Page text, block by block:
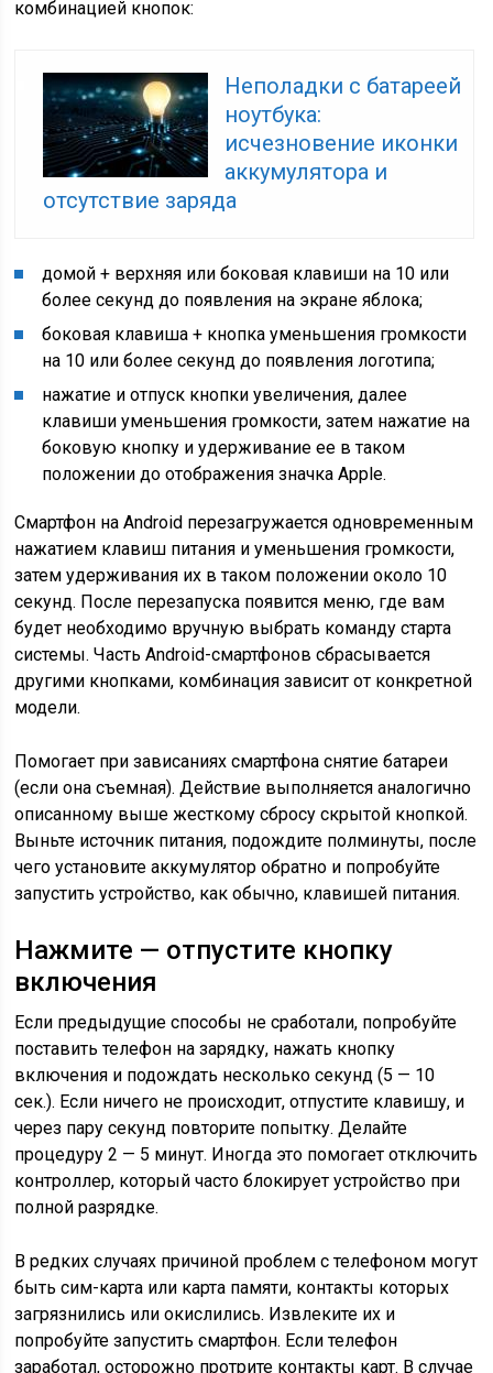
комбинацией кнопок:
Неполадки с батареей
ноутбука:
исчезновение иконки
аккумулятора и
отсутствие заряда
домой + верхняя или боковая клавиши на 10 или
более секунд до появления на экране яблока;
боковая клавиша + кнопка уменьшения громкости
на 10 или более секунд до появления логотипа;
нажатие и отпуск кнопки увеличения, далее
клавиши уменьшения громкости, затем нажатие на
боковую кнопку и удерживание ее в таком
положении до отображения значка Apple.
Смартфон на Android перезагружается одновременным
нажатием клавиш питания и уменьшения громкости,
затем удерживания их в таком положении около 10
секунд. После перезапуска появится меню, где вам
будет необходимо вручную выбрать команду старта
системы. Часть Android-смартфонов сбрасывается
другими кнопками, комбинация зависит от конкретной
модели.
Помогает при зависаниях смартфона снятие батареи
(если она съемная). Действие выполняется аналогично
описанному выше жесткому сбросу скрытой кнопкой.
Выньте источник питания, подождите полминуты, после
чего установите аккумулятор обратно и попробуйте
запустить устройство, как обычно, клавишей питания.
Нажмите — отпустите кнопку
включения
Если предыдущие способы не сработали, попробуйте
поставить телефон на зарядку, нажать кнопку
включения и подождать несколько секунд (5 — 10
сек.). Если ничего не происходит, отпустите клавишу, и
через пару секунд повторите попытку. Делайте
процедуру 2 — 5 минут. Иногда это помогает отключить
контроллер, который часто блокирует устройство при
полной разрядке.
В редких случаях причиной проблем с телефоном могут
быть сим-карта или карта памяти, контакты которых
загрязнились или окислились. Извлеките их и
попробуйте запустить смартфон. Если телефон
заработал, осторожно протрите контакты карт. В случае